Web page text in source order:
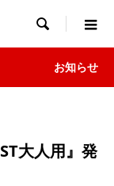

お知らせ
大人用』発